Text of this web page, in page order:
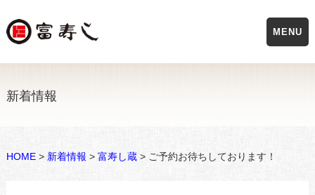
新着情報
HOME> 新着情報 > 富寿し蔵> ご予約お待ちしております！
MENU